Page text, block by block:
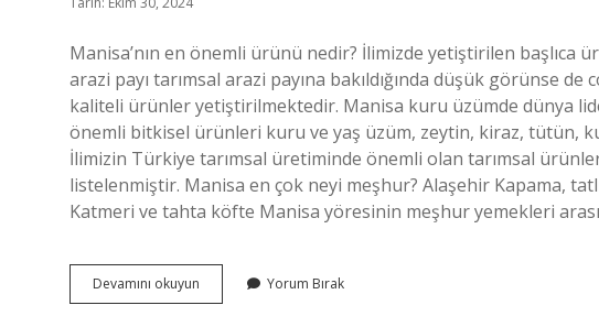
Manisa’nın en önemli ürünü nedir? İlimizde yetiştirilen başlıca
arazi payı tarımsal arazi payına bakıldığında düşük görünse
kaliteli ürünler yetiştirilmektedir. Manisa kuru üzümde dünya
önemli bitkisel ürünleri kuru ve yaş üzüm, zeytin, kiraz, tütün,
İlimizin Türkiye tarımsal üretiminde önemli olan tarımsal
listelenmiştir. Manisa en çok neyi meşhur? Alaşehir Kapama,
Katmeri ve tahta köfte Manisa yöresinin meşhur yemekleri
Devamını okuyun Manisada
Üretilen
Yorum Bırak